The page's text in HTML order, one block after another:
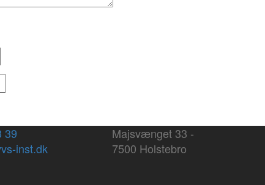
39
inst.dk
Majsvænget 33 -
7500 Holstebro